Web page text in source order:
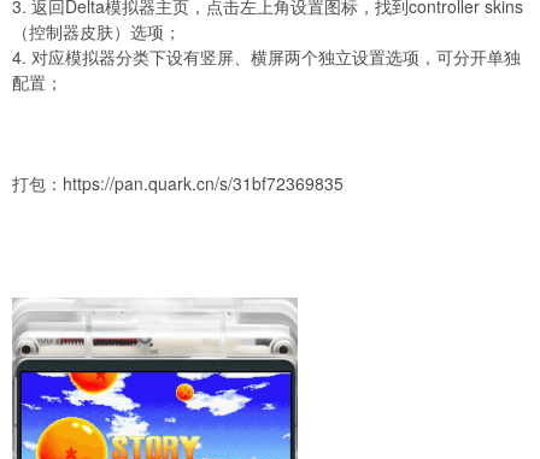
3. 返回Delta模拟器主页，点击左上角设置图标，找到controller skins
（控制器皮肤）选项；
4. 对应模拟器分类下设有竖屏、横屏两个独立设置选项，可分开单独
配置；
打包： https://pan.quark.cn/s/31bf72369835